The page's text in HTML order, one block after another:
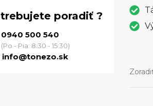
poradiť ?
0940 500 540
(Po - Pia: 8:30 - 15:30)
info@tonezo.sk
tlače